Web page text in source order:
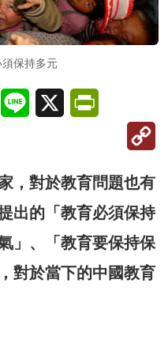
保持多元
LinkedInLine X
，對於教育問題也有
出的「教育必須保持
」、「教育要保持保
對於當下的中國教育